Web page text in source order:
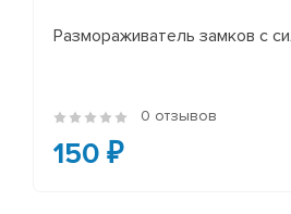
Размораживатель замков с
0 отзывов
150 ₽